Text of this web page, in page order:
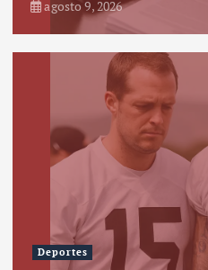
agosto 9, 2026
Deportes